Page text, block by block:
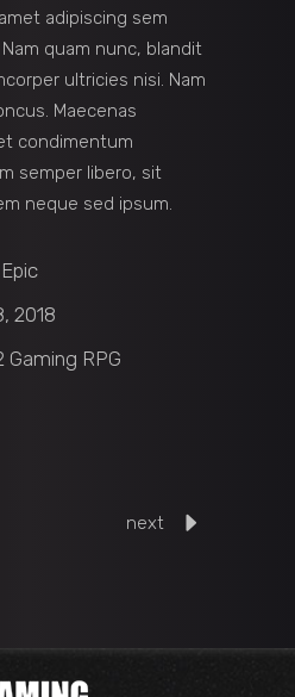
adipiscing sem
quam nunc, blandit
ultricies nisi. Nam
Maecenas
condimentum
semper libero, sit
neque sed ipsum.
Epic
2018
Gaming RPG
next